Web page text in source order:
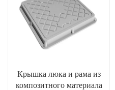
Крышка люка и рама из
композитного материала